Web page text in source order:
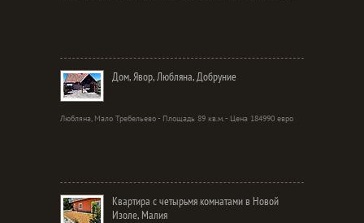
Дом, Явор, Любляна, Добруние
Любляна, Мало Требельево - Площадь 89 кв.м. - Цена 184990 евро
Квартира с четырьмя комнатами в Новой
Изоле, Малия